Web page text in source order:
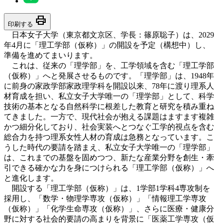
印刷する print
⽇本⼥⼦⼤学（東京都⽂京区、学⻑：篠原聡⼦）は、2029
年4月に「理工学部（仮称）」の開設を予定（構想中）し、
準備を進めてまいります。
これは、従来の「理学部」を、工学領域を含む「理工学部
（仮称）」へと発展させるものです。「理学部」は、1948年
に前身の家政学部家政理学科を開設以来、78年に渡り理系人
材育成を担い、私立女子大学唯一の「理学部」として、科学
技術の基本となる自然科学に根差した教育と研究を積み重ね
てきました。一方で、現代社会が抱える課題はますます複雑
かつ細分化しており、社会実装へとつなぐ工学的視点を含む
総合力を持つ理系女性人材の育成は急務となっています。こ
うした時代の要請を踏まえ、私立女子大学唯一の「理学部」
は、これまでの基盤を固めつつ、新たな産業分野を創生・牽
引できる確かな力を身につけられる「理工学部（仮称）」へ
と進化します。
開設する「理工学部（仮称）」は、1学部1学科4専攻制を
採用し、「数学・物理学専攻（仮称）」「情報理工学専攻
（仮称）」「化学生命専攻（仮称）」、さらに医療・健康分
野に対する社会的要請の高まりを背景に「医薬工学専攻（仮